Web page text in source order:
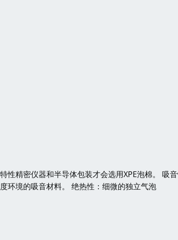
精密仪器和半导体包装才会选用XPE泡棉。 吸
环境的吸音材料。 绝热性：细微的独立气泡